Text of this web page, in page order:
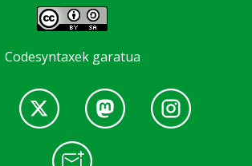
Codesyntaxek garatua